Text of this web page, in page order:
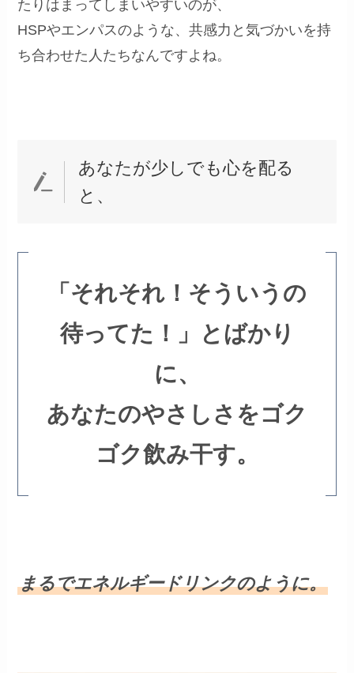
たりはまってしまいやすいのが、
HSPやエンパスのような、共感力と気づかいを持
ち合わせた人たちなんですよね。
あなたが少しでも心を配る
と、
「それそれ！そういうの
待ってた！」とばかり
に、
あなたのやさしさをゴク
ゴク飲み干す。
まるでエネルギードリンクのように。